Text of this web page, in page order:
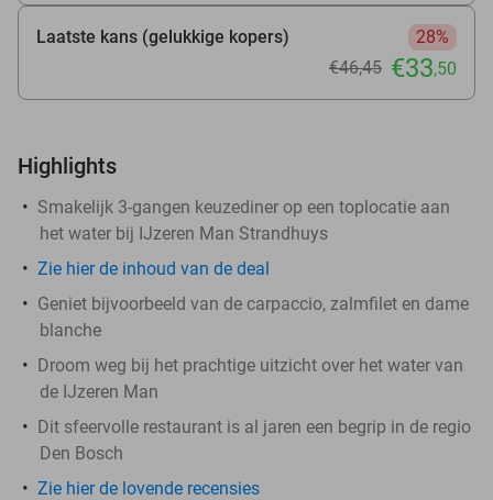
Laatste kans (gelukkige kopers)
28%
€46,45 €33,50
Highlights
Smakelijk 3-gangen keuzediner op een toplocatie aan
het water bij IJzeren Man Strandhuys
Zie hierde inhoud van de deal
Geniet bijvoorbeeld van de carpaccio, zalmfilet en dame
blanche
Droom weg bij het prachtige uitzicht over het water van
de IJzeren Man
Dit sfeervolle restaurant is al jaren een begrip in de regio
Den Bosch
Zie hier de lovende recensies